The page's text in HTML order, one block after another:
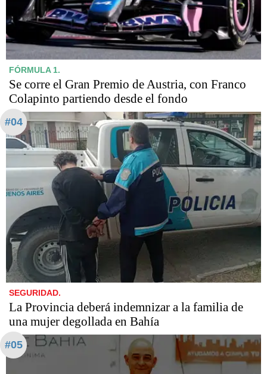
FÓRMULA 1.
Se corre el Gran Premio de Austria, con Franco
Colapinto partiendo desde el fondo
#04
SEGURIDAD.
La Provincia deberá indemnizar a la familia de
una mujer degollada en Bahía
#05